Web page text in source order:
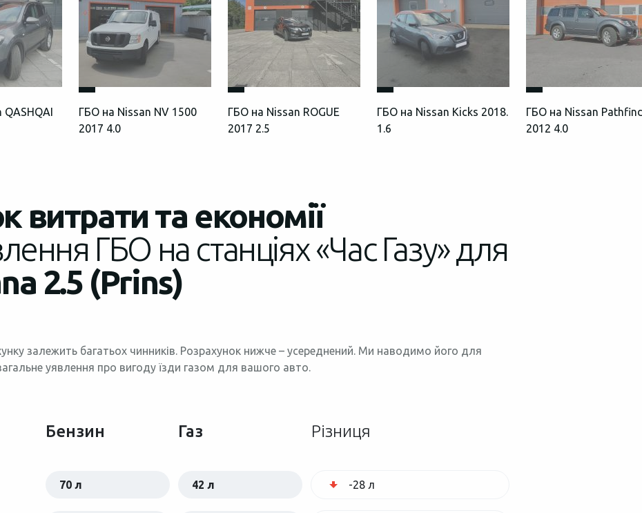
ГБО на Nissan NV 1500
2017 4.0
ГБО на Nissan ROGUE
2017 2.5
ГБО на Nissan Kicks 2018.
1.6
ГБО на Nissan
2012 4.0
витрати та економії
ГБО на станціях «Час Газу» для
2.5 (Prins)
залежить багатьох чинників. Розрахунок нижче – усереднений. Ми наводимо його для
уявлення про вигоду їзди газом для вашого авто.
Бензин Газ Різниця
70 л 42 л -28 л